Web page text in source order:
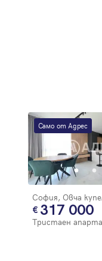
Само от Адрес
София, Овча
317 000
Тристаен